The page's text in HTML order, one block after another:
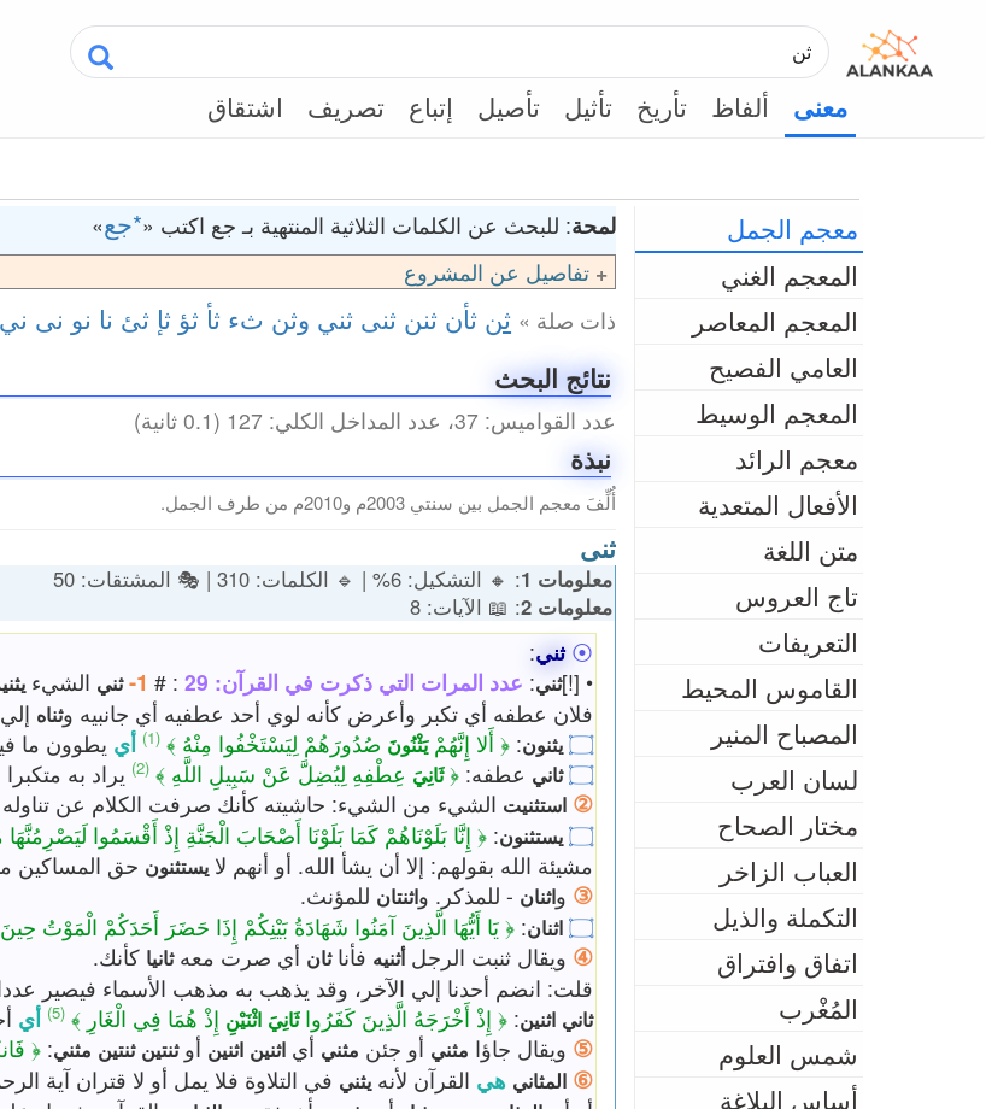
معنى ألفاظ تأريخ تأثيل تأصيل إتباع تصريف اشتقاق
معجم الجمل
المعجم الغني
المعجم المعاصر
العامي الفصيح
المعجم الوسيط
معجم الرائد
الأفعال المتعدية
متن اللغة
تاج العروس
التعريفات
القاموس المحيط
المصباح المنير
لسان العرب
مختار الصحاح
العباب الزاخر
التكملة والذيل
اتفاق وافتراق
المُغْرب
شمس العلوم
أساس البلاغة
لمحة: للبحث عن الكلمات الثلاثية المنتهية بـ جع اكتب «*جع»
تفاصيل عن المشروع
ذات صلة » ثن ثأن ثنن ثنى ثني وثن ثء ثأ ثؤ ثإ ثئ نا نو نى ني
نتائج البحث
عدد القواميس: 37، عدد المداخل الكلي: 127 (0.1 ثانية)
نبذة
أُلِّفَ معجم الجمل بين سنتي 2003م و2010م من طرف الجمل.
ثنى
معلومات 1
: 🔸 التشكيل: 6% | 🔹 الكلمات: 310 | 🎭 المشتقات: 50
معلومات 2
: 📖 الآيات: 8
⦿ ثني:
• [!]ثني: عدد المرات التي ذكرت في القرآن: 29 : #
1- ثني الشيء
فلان عطفه أي تكبر وأعرض كأنه لوي أحد عطفيه أي جانبيه وثناه
۝ يثنون: ﴿ أَلا إِنَّهُمْيَثْنُونَ صُدُورَهُمْ لِيَسْتَخْفُوا مِنْهُ ﴾ (1) أي يطوون ما
۝ ثاني عطفه: ﴿ثَانِيَ عِطْفِهِ لِيُضِلَّ عَنْ سَبِيلِ اللَّهِ ﴾ (2) يراد به
② استثنيت الشيء من الشيء: حاشيته كأنك صرفت الكلام عن تناوله
۝ يستثنون: ﴿ إِنَّا بَلَوْنَاهُمْ كَمَا بَلَوْنَا أَصْحَابَ الْجَنَّةِ إِذْ أَقْسَمُوا لَيَصْرِمُنَّهَا
مشيئة الله بقولهم: إلا أن يشأ الله. أو أنهم لا يستثنون حق المساكين
③ واثنان - للمذكر. واثنتان للمؤنث.
۝ اثنان: ﴿ يَا أَيُّهَا الَّذِينَ آمَنُوا شَهَادَةُ بَيْنِكُمْ إِذَا حَضَرَ أَحَدَكُمْ الْمَوْتُ
④ ويقال ثنبت الرجلأثنيه فأناثان أي صرت معهثانيا كأنك.
قلت: انضم أحدنا إلي الآخر، وقد يذهب به مذهب الأسماء فيصير
ثاني اثنين: ﴿ إِذْ أَخْرَجَهُ الَّذِينَ كَفَرُواثَانِيَ اثْنَيْنِ إِذْ هُمَا فِي الْغَارِ ﴾ (5) أي
⑤ ويقال جاؤا مثني أو جئن مثني أي اثنين اثنين أوثنتين ثنتين مثني: ﴿
⑥ المثاني هي القرآن لأنه يثني في التلاوة فلا يمل أو لا قتران آية